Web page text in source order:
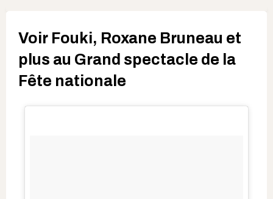
Voir Fouki, Roxane Bruneau et
plus au Grand spectacle de la
Fête nationale